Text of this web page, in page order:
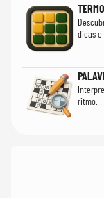
TERMO
dicas
ritmo.